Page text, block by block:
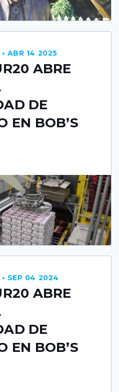
ABR 14 2025
ABRE
DE
EN BOB’S
SEP 04 2024
ABRE
DE
EN BOB’S